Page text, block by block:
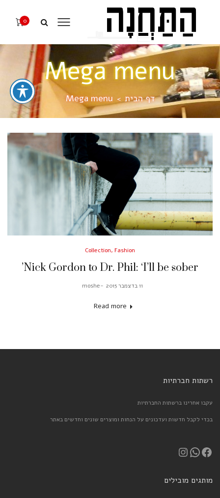
0
Mega menu
דף הבית >
Mega menu
Posted
Collection Fashion
Nick Gordon to Dr. Phil: ‘I’ll be sober’
Posted
11 בדצמבר 2015 bymoshe
Read more
רשתות חברתיות
עקבו אחרינו ברשתות החברתיות
בכדי לקבל חדשות ועדכונים על הנחות ומוצרים שונים וחדשים באתר
Facebook
WhatsApp
Instagram
מותגים מובילים